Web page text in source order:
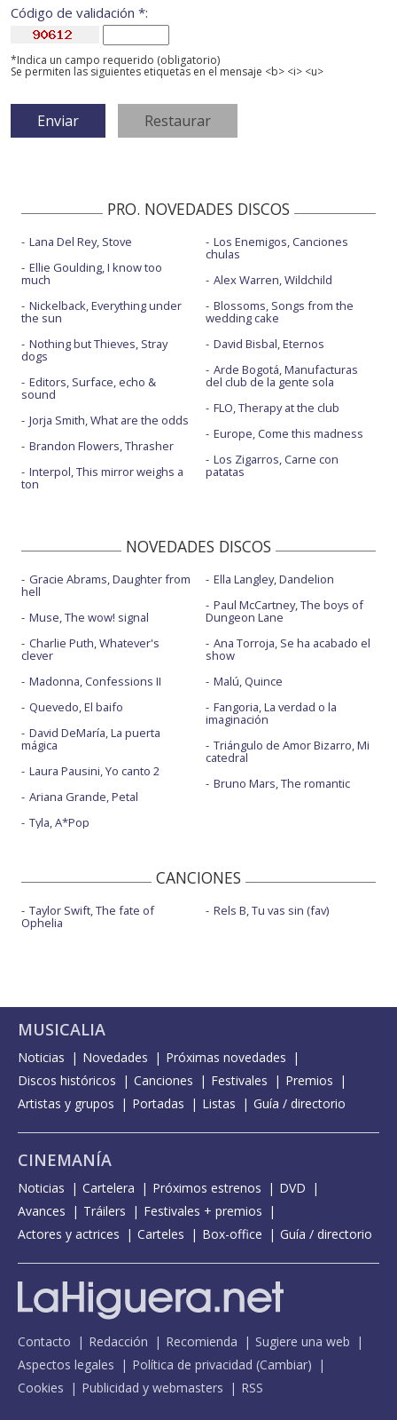
Código de validación *:
*Indica un campo requerido (obligatorio)
Se permiten las siguientes etiquetas en el mensaje <b> <i> <u>
PRO. NOVEDADES DISCOS
Lana Del Rey, Stove
Ellie Goulding, I know too
much
Nickelback, Everything under
the sun
Nothing but Thieves, Stray
dogs
Editors, Surface, echo &
sound
Jorja Smith, What are the odds
Brandon Flowers, Thrasher
Interpol, This mirror weighs a
ton
Los Enemigos, Canciones
chulas
Alex Warren, Wildchild
Blossoms, Songs from the
wedding cake
David Bisbal, Eternos
Arde Bogotá, Manufacturas
del club de la gente sola
FLO, Therapy at the club
Europe, Come this madness
Los Zigarros, Carne con
patatas
NOVEDADES DISCOS
Gracie Abrams, Daughter from
hell
Muse, The wow! signal
Charlie Puth, Whatever's
clever
Madonna, Confessions II
Quevedo, El baifo
David DeMaría, La puerta
mágica
Laura Pausini, Yo canto 2
Ariana Grande, Petal
Tyla, A*Pop
Ella Langley, Dandelion
Paul McCartney, The boys of
Dungeon Lane
Ana Torroja, Se ha acabado el
show
Malú, Quince
Fangoria, La verdad o la
imaginación
Triángulo de Amor Bizarro, Mi
catedral
Bruno Mars, The romantic
CANCIONES
Taylor Swift, The fate of
Ophelia
Rels B, Tu vas sin (fav)
MUSICALIA
Noticias Novedades
Próximas novedades
Discos históricos
Canciones Festivales
Premios
Artistas y grupos
Portadas Listas Guía / directorio
CINEMANÍA
Noticias Cartelera Próximos estrenos
DVD
Avances
Tráilers
Festivales + premios
Actores y actrices
Carteles Box-office Guía / directorio
Contacto Redacción Recomienda
Sugiere una web
Aspectos legales
Política de privacidad (Cambiar)
Cookies
Publicidad y webmasters RSS